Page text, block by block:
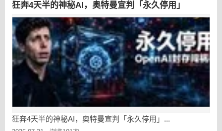
狂奔4天半的神秘AI，奥特曼宣判「永久停用」
狂奔4天半的神秘AI，奥特曼宣判「永久停用」...